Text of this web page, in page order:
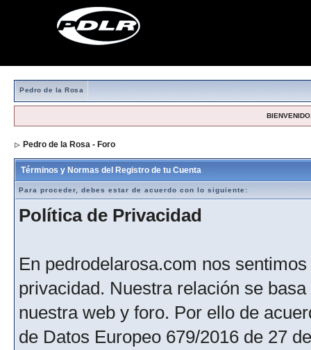
Pedro de la Rosa
Pedro de la Rosa - Foro
Términos y Normas del Registro de tu Cuenta
Para proceder, debes estar de acuerdo con lo siguiente:
Política de Privacidad
En pedrodelarosa.com nos
privacidad. Nuestra relación se
nuestra web y foro. Por ello de
de Datos Europeo 679/2016 de 27